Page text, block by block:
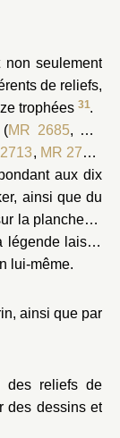
seulement
de reliefs,
trophées 31.
(MR 2685, MR
, MR 2714
aux dix
ainsi que du
la planche VI
légende laisse
lui-même.
ainsi que par
des reliefs de
des dessins et